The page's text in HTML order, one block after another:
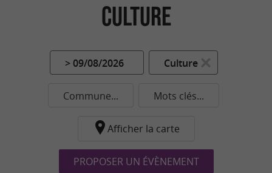
Culture
> 09/08/2026 Culture
Commune... Mots clés...
Afficher la carte
PROPOSER UN ÉVÈNEMENT